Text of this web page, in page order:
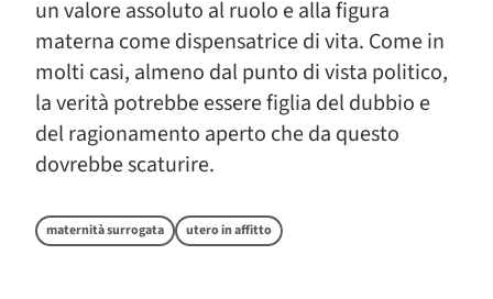
un valore assoluto al ruolo e alla figura
materna come dispensatrice di vita. Come in
molti casi, almeno dal punto di vista politico,
la verità potrebbe essere figlia del dubbio e
del ragionamento aperto che da questo
dovrebbe scaturire.
maternità surrogata utero in affitto